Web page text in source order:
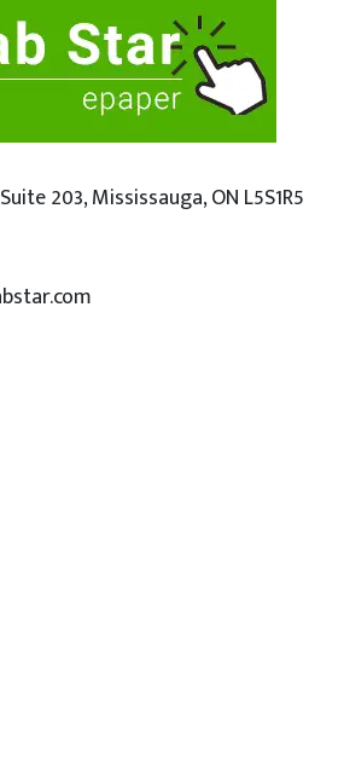
203, Mississauga, ON L5S1R5